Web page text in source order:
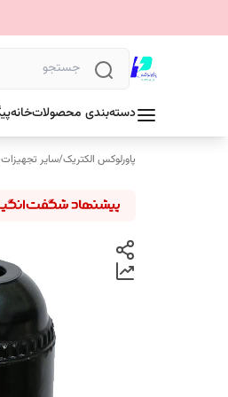
دسته‌بندی محصولاتخانه
پاورلوکس الکتریک/سایر